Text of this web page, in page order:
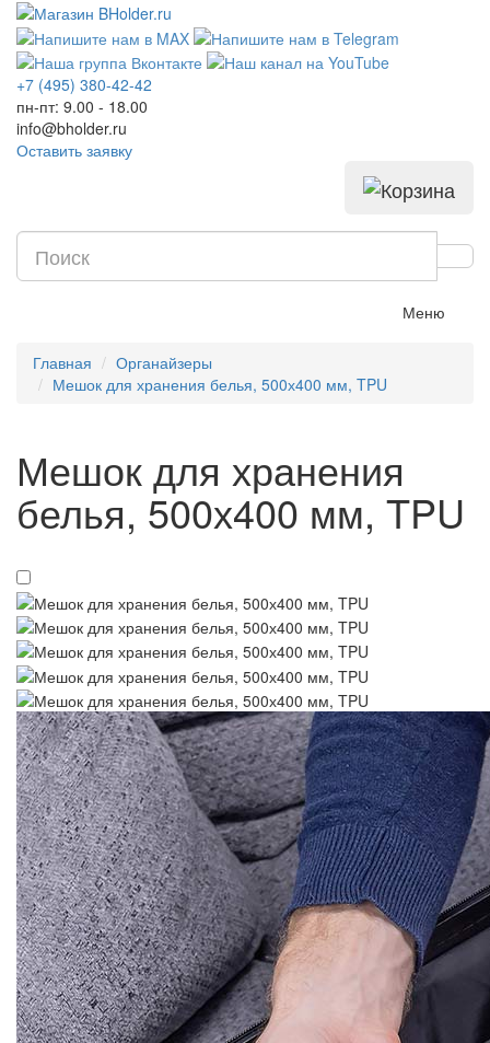
+7 (495) 380-42-42
пн-пт: 9.00 - 18.00
info@bholder.ru
Оставить заявку
Меню
Главная
Органайзеры
Мешок для хранения белья, 500х400 мм, TPU
Мешок для хранения
белья, 500х400 мм, TPU